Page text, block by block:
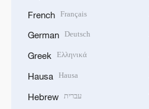
French Français
German Deutsch
Greek Ελληνικά
Hausa Hausa
Hebrew עברית